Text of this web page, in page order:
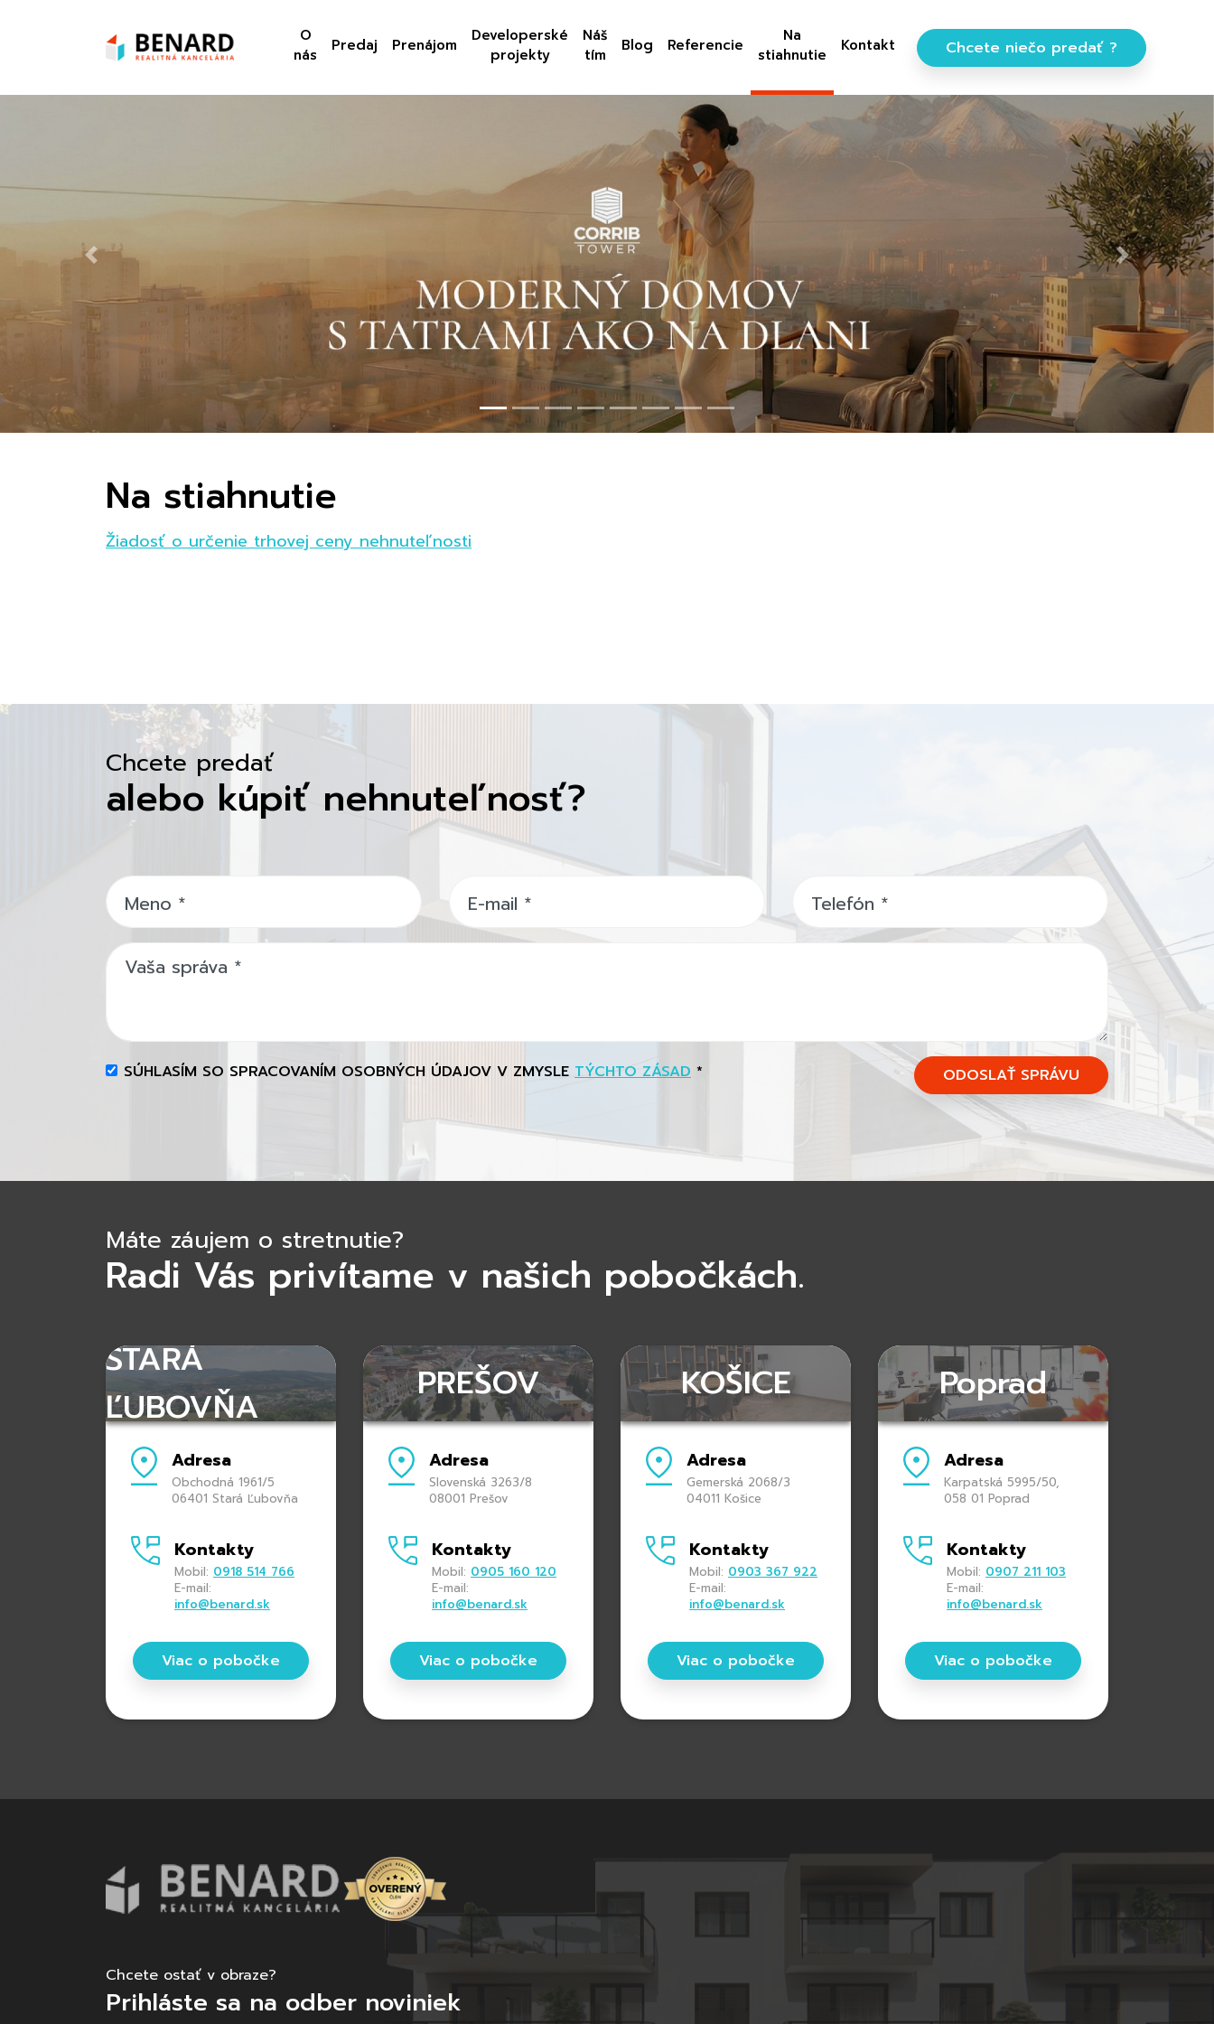
O
nás
Predaj Prenájom
Developerské
projekty
Náš
tím
Blog Referencie
Na
stiahnutie
Kontakt Chcete niečo predať ?
Previous Next
Na stiahnutie
Žiadosť o určenie trhovej ceny nehnuteľnosti
Chcete predať
alebo kúpiť nehnuteľnosť?
Meno * E-mail * Telefón *
Vaša správa *
SÚHLASÍM SO SPRACOVANÍM OSOBNÝCH ÚDAJOV V ZMYSLE TÝCHTO ZÁSAD * ODOSLAŤ SPRÁVU
Máte záujem o stretnutie?
Radi Vás privítame v našich pobočkách.
STARÁ
ĽUBOVŇA
Adresa
Obchodná 1961/5
06401 Stará Ľubovňa
Kontakty
Mobil: 0918 514 766
E-mail:
info@benard.sk
Viac o pobočke
PREŠOV
Adresa
Slovenská 3263/8
08001 Prešov
Kontakty
Mobil: 0905 160 120
E-mail:
info@benard.sk
Viac o pobočke
KOŠICE
Adresa
Gemerská 2068/3
04011 Košice
Kontakty
Mobil: 0903 367 922
E-mail:
info@benard.sk
Viac o pobočke
Poprad
Adresa
Karpatská 5995/50,
058 01 Poprad
Kontakty
Mobil: 0907 211 103
E-mail:
info@benard.sk
Viac o pobočke
Chcete ostať v obraze?
Prihláste sa na odber noviniek